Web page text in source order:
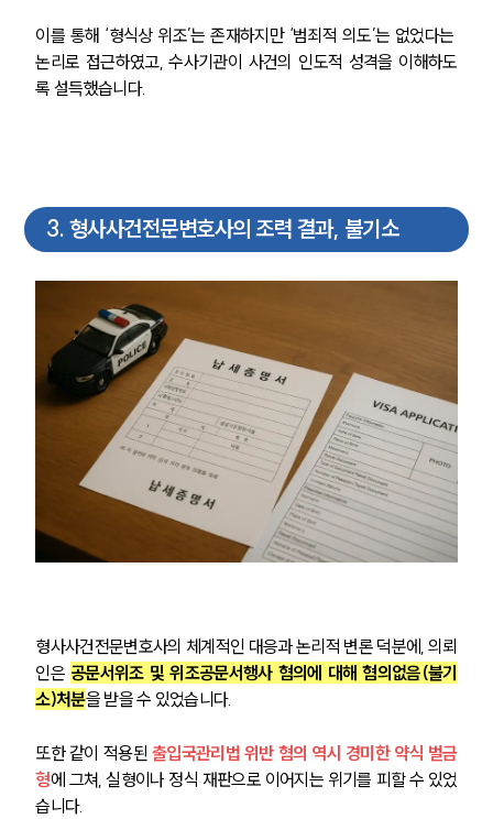
이를 통해 ‘형식상 위조’는 존재하지만 ‘범죄적 의도’는 없었다는
논리로 접근하였고, 수사기관이 사건의 인도적 성격을 이해하도
록 설득했습니다.
3. 형사사건전문변호사의 조력 결과, 불기소
형사사건전문변호사의 체계적인 대응과 논리적 변론 덕분에, 의뢰
인은 공문서위조 및 위조공문서행사 혐의에 대해 혐의없음(불기
소)처분을 받을 수 있었습니다.
또한 같이 적용된 출입국관리법 위반 혐의 역시 경미한 약식 벌금
형에 그쳐, 실형이나 정식 재판으로 이어지는 위기를 피할 수 있었
습니다.